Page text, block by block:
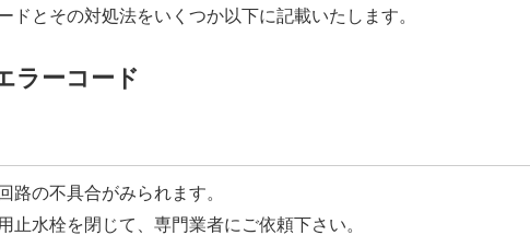
とその対処法をいくつか以下に記載いたします。
ラーコード
路の不具合がみられます。
止水栓を閉じて、専門業者にご依頼下さい。